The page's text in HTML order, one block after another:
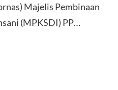
Majelis Pembinaan
(MPKSDI) PP…